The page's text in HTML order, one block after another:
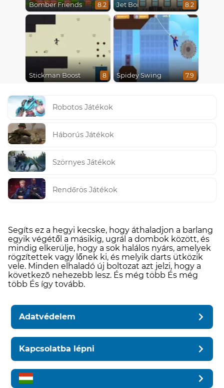
Bomber Friends 8.2 Jet Boi 8.2
Stickman Boost 8 Spidey Swing 7.9
Robotos Játékok
Háborús Játékok
Szörnyes Játékok
Rendőrös Játékok
Segíts ez a hegyi kecske, hogy áthaladjon a barlang
egyik végétől a másikig, ugrál a dombok között, és
mindig elkerülje, hogy a sok halálos nyárs, amelyek
rögzítettek vagy lőnek ki, és melyik darts ütközik
vele. Minden elhaladó új boltozat azt jelzi, hogy a
következõ nehezebb lesz. És még több És még
több És így tovább.
Adatvédelem
Kapcsolatba lépni